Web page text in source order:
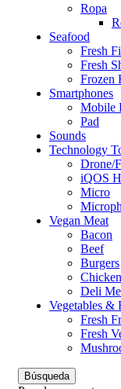
Ropa
Seafood
Fresh
Fresh
Frozen
Smartphones
Mobile
Pad
Sounds
Technology
Drone/
iQOS
Micro
Vegan Meat
Bacon
Beef
Burgers
Chicken
Deli
Vegetables &
Fresh
Fresh
Búsqueda